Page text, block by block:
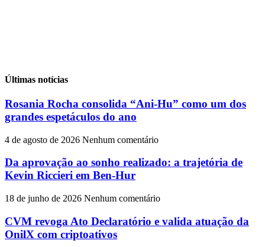
Últimas notícias
Rosania Rocha consolida “Ani-Hu” como um dos
grandes espetáculos do ano
4 de agosto de 2026 Nenhum comentário
Da aprovação ao sonho realizado: a trajetória de
Kevin Riccieri em Ben-Hur
18 de junho de 2026 Nenhum comentário
CVM revoga Ato Declaratório e valida atuação da
OnilX com criptoativos